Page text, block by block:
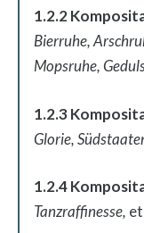
1.2.2
Bierruhe,
Mopsruhe,
1.2.3
Glorie,
1.2.4
Tanzraffinesse,